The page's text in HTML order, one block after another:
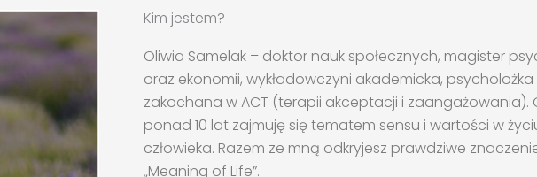
Kim jestem?
Oliwia Samelak – doktor nauk społecznych, magister
oraz ekonomii, wykładowczyni akademicka, psycholożka
zakochana w ACT (terapii akceptacji i zaangażowania).
ponad 10 lat zajmuję się tematem sensu i wartości w
człowieka. Razem ze mną odkryjesz prawdziwe
„Meaning of Life”.